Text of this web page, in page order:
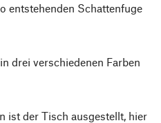
entstehenden Schattenfuge
drei verschiedenen Farben
ist der Tisch ausgestellt, hier